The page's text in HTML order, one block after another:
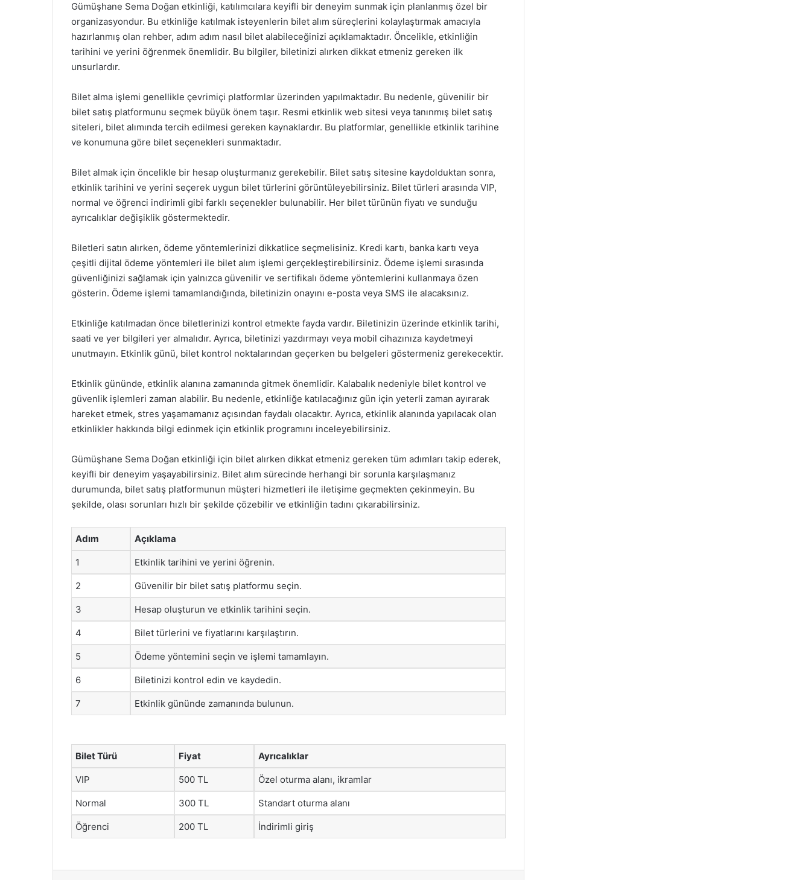
Gümüşhane Sema Doğan etkinliği, katılımcılara keyifli bir deneyim sunmak için planlanmış özel bir
organizasyondur. Bu etkinliğe katılmak isteyenlerin bilet alım süreçlerini kolaylaştırmak amacıyla
hazırlanmış olan rehber, adım adım nasıl bilet alabileceğinizi açıklamaktadır. Öncelikle, etkinliğin
tarihini ve yerini öğrenmek önemlidir. Bu bilgiler, biletinizi alırken dikkat etmeniz gereken ilk
unsurlardır.
Bilet alma işlemi genellikle çevrimiçi platformlar üzerinden yapılmaktadır. Bu nedenle, güvenilir bir
bilet satış platformunu seçmek büyük önem taşır. Resmi etkinlik web sitesi veya tanınmış bilet satış
siteleri, bilet alımında tercih edilmesi gereken kaynaklardır. Bu platformlar, genellikle etkinlik tarihine
ve konumuna göre bilet seçenekleri sunmaktadır.
Bilet almak için öncelikle bir hesap oluşturmanız gerekebilir. Bilet satış sitesine kaydolduktan sonra,
etkinlik tarihini ve yerini seçerek uygun bilet türlerini görüntüleyebilirsiniz. Bilet türleri arasında VIP,
normal ve öğrenci indirimli gibi farklı seçenekler bulunabilir. Her bilet türünün fiyatı ve sunduğu
ayrıcalıklar değişiklik göstermektedir.
Biletleri satın alırken, ödeme yöntemlerinizi dikkatlice seçmelisiniz. Kredi kartı, banka kartı veya
çeşitli dijital ödeme yöntemleri ile bilet alım işlemi gerçekleştirebilirsiniz. Ödeme işlemi sırasında
güvenliğinizi sağlamak için yalnızca güvenilir ve sertifikalı ödeme yöntemlerini kullanmaya özen
gösterin. Ödeme işlemi tamamlandığında, biletinizin onayını e-posta veya SMS ile alacaksınız.
Etkinliğe katılmadan önce biletlerinizi kontrol etmekte fayda vardır. Biletinizin üzerinde etkinlik tarihi,
saati ve yer bilgileri yer almalıdır. Ayrıca, biletinizi yazdırmayı veya mobil cihazınıza kaydetmeyi
unutmayın. Etkinlik günü, bilet kontrol noktalarından geçerken bu belgeleri göstermeniz gerekecektir.
Etkinlik gününde, etkinlik alanına zamanında gitmek önemlidir. Kalabalık nedeniyle bilet kontrol ve
güvenlik işlemleri zaman alabilir. Bu nedenle, etkinliğe katılacağınız gün için yeterli zaman ayırarak
hareket etmek, stres yaşamamanız açısından faydalı olacaktır. Ayrıca, etkinlik alanında yapılacak olan
etkinlikler hakkında bilgi edinmek için etkinlik programını inceleyebilirsiniz.
Gümüşhane Sema Doğan etkinliği için bilet alırken dikkat etmeniz gereken tüm adımları takip ederek,
keyifli bir deneyim yaşayabilirsiniz. Bilet alım sürecinde herhangi bir sorunla karşılaşmanız
durumunda, bilet satış platformunun müşteri hizmetleri ile iletişime geçmekten çekinmeyin. Bu
şekilde, olası sorunları hızlı bir şekilde çözebilir ve etkinliğin tadını çıkarabilirsiniz.
Adım Açıklama
1 Etkinlik tarihini ve yerini öğrenin.
2 Güvenilir bir bilet satış platformu seçin.
3 Hesap oluşturun ve etkinlik tarihini seçin.
4 Bilet türlerini ve fiyatlarını karşılaştırın.
5 Ödeme yöntemini seçin ve işlemi tamamlayın.
6 Biletinizi kontrol edin ve kaydedin.
7 Etkinlik gününde zamanında bulunun.
Bilet Türü Fiyat Ayrıcalıklar
VIP 500 TL Özel oturma alanı, ikramlar
Normal 300 TL Standart oturma alanı
Öğrenci 200 TL İndirimli giriş